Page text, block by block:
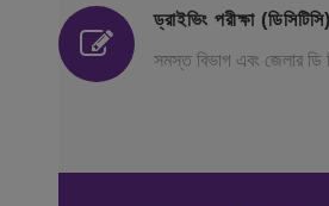
ড্রাইভিং পরীক্ষা
সমস্ত বিভাগ এবং জেলার ডি